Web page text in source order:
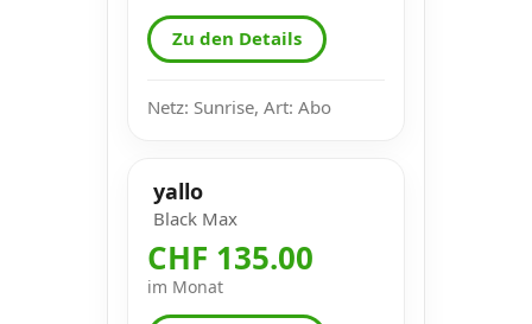
Zu den Details
Netz: Sunrise, Art: Abo
yallo
Black Max
CHF 135.00
im Monat